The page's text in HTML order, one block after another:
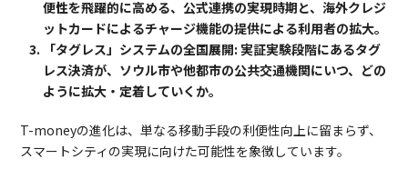
便性を飛躍的に高める、公式連携の実現時期と、海外クレジ
ットカードによるチャージ機能の提供による利用者の拡大。
「タグレス」システムの全国展開: 実証実験段階にあるタグ
レス決済が、ソウル市や他都市の公共交通機関にいつ、どの
ように拡大・定着していくか。
T-moneyの進化は、単なる移動手段の利便性向上に留まらず、
スマートシティの実現に向けた可能性を象徴しています。